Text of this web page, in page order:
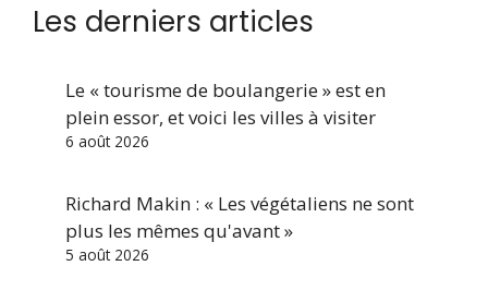
Les derniers articles
Le « tourisme de boulangerie » est en
plein essor, et voici les villes à visiter
6 août 2026
Richard Makin : « Les végétaliens ne sont
plus les mêmes qu'avant »
5 août 2026